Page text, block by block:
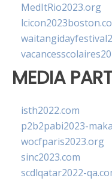
MedItRio2023.org
MEDIA
isth2022.com
p2b2pabi2023-
wocfparis2023.org
sinc2023.com
scdlqatar2022-